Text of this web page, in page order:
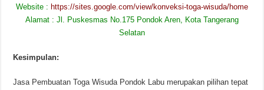
Website : https://sites.google.com/view/konveksi-toga-wisuda/home
Alamat : Jl. Puskesmas No.175 Pondok Aren, Kota Tangerang
Selatan
Kesimpulan:
Jasa Pembuatan Toga Wisuda Pondok Labu merupakan pilihan tepat